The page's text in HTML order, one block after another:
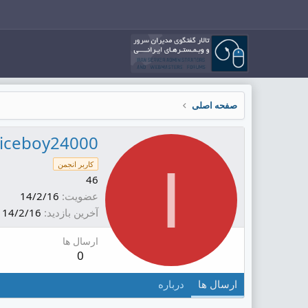
صفحه اصلی
I
iceboy24000
کاربر انجمن
46
عضویت 14/2/16
آخرین بازدید 14/2/16
ارسال ها
0
ارسال ها درباره